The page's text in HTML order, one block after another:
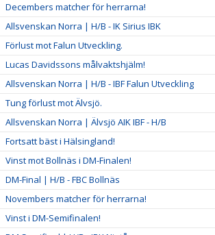
Decembers matcher för herrarna!
Allsvenskan Norra | H/B - IK Sirius IBK
Förlust mot Falun Utveckling.
Lucas Davidssons målvaktshjälm!
Allsvenskan Norra | H/B - IBF Falun Utveckling
Tung förlust mot Älvsjö.
Allsvenskan Norra | Älvsjö AIK IBF - H/B
Fortsatt bäst i Hälsingland!
Vinst mot Bollnäs i DM-Finalen!
DM-Final | H/B - FBC Bollnäs
Novembers matcher för herrarna!
Vinst i DM-Semifinalen!